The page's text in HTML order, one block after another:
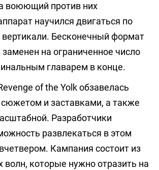
воюющий против них
научился двигаться по
вертикали. Бесконечный формат
на ограниченное число
главарем в конце.
of the Yolk обзавелась
и заставками, а также
Разработчики
развлекаться в этом
Кампания состоит из
волн, которые нужно отразить на